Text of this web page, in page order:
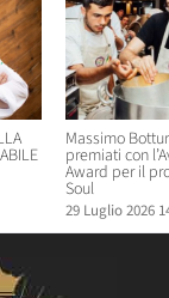
Massimo
premiati con
Award per il
Soul
29 Luglio 2026